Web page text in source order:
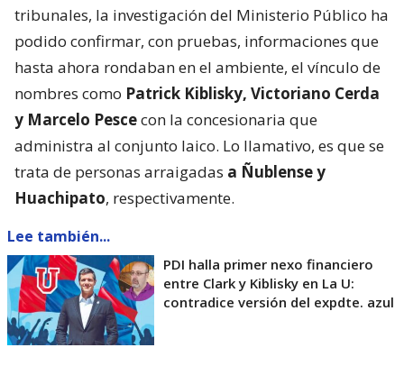
tribunales, la investigación del Ministerio Público ha
podido confirmar, con pruebas, informaciones que
hasta ahora rondaban en el ambiente, el vínculo de
nombres como Patrick Kiblisky, Victoriano Cerda
y Marcelo Pescecon la concesionaria que
administra al conjunto laico. Lo llamativo, es que se
trata de personas arraigadas a Ñublense y
Huachipato, respectivamente.
Lee también...
PDI halla primer nexo financiero
entre Clark y Kiblisky en La U:
contradice versión del expdte. azul